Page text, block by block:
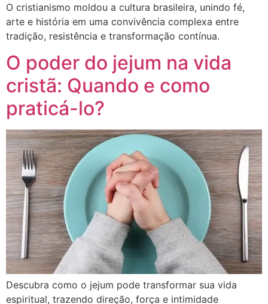
O cristianismo moldou a cultura brasileira, unindo fé,
arte e história em uma convivência complexa entre
tradição, resistência e transformação contínua.
O poder do jejum na vida
cristã: Quando e como
praticá-lo?
Descubra como o jejum pode transformar sua vida
espiritual, trazendo direção, força e intimidade